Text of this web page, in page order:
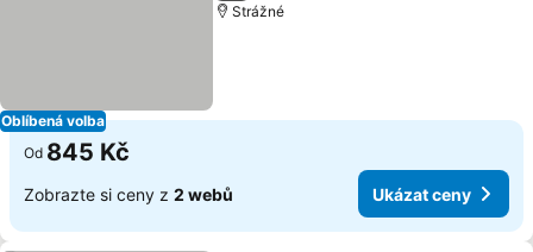
Oblíbená volba
Strážné
Od 845 Kč
Zobrazte si ceny z 2 webů Ukázat ceny